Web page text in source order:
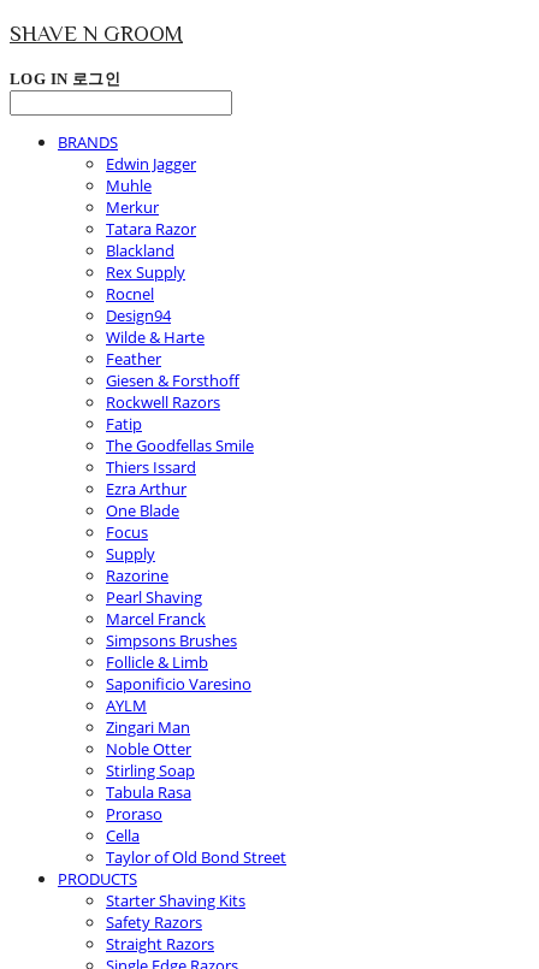
SHAVE N GROOM
LOG IN 로그인
BRANDS
Edwin Jagger
Muhle
Merkur
Tatara Razor
Blackland
Rex Supply
Rocnel
Design94
Wilde & Harte
Feather
Giesen & Forsthoff
Rockwell Razors
Fatip
The Goodfellas Smile
Thiers Issard
Ezra Arthur
One Blade
Focus
Supply
Razorine
Pearl Shaving
Marcel Franck
Simpsons Brushes
Follicle & Limb
Saponificio Varesino
AYLM
Zingari Man
Noble Otter
Stirling Soap
Tabula Rasa
Proraso
Cella
Taylor of Old Bond Street
PRODUCTS
Starter Shaving Kits
Safety Razors
Straight Razors